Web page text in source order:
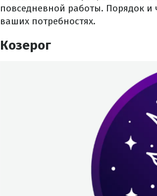
повседневной работы. Порядок и
ваших потребностях.
Козерог